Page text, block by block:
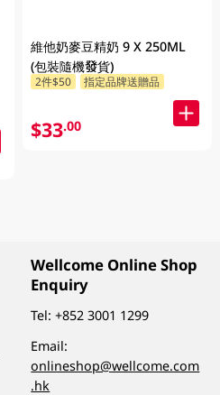
維他奶麥豆精奶 9 X 250ML
(包裝隨機發貨)
2件$50 指定品牌送贈品
$33.00
Wellcome Online Shop
Enquiry
Tel:+852 3001 1299
Email:
onlineshop@wellcome.com
.hk